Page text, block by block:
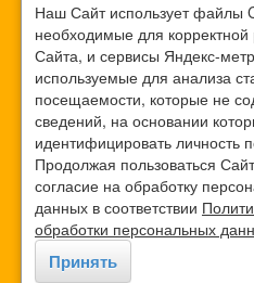
Наш Сайт использует файлы
необходимые для корректной
Сайта, и сервисы Яндекс-
используемые для анализа
посещаемости, которые не
сведений, на основании
идентифицировать личность
Продолжая пользоваться
согласие на обработку
данных в соответствии
обработки персональных
Принять